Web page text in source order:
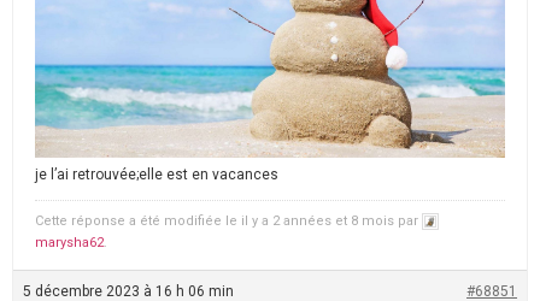
je l’ai retrouvée;elle est en vacances
Cette réponse a été modifiée le il y a 2 années et 8 mois par
marysha62.
5 décembre 2023 à 16 h 06 min #68851